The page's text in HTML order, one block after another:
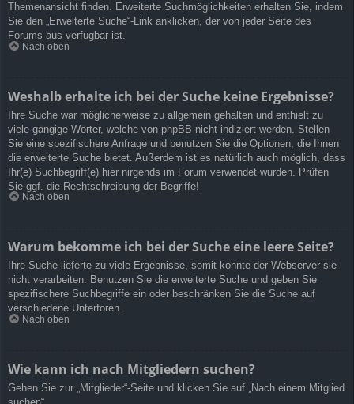
Themenansicht finden. Erweiterte Suchmöglichkeiten erhalten Sie, indem
Sie den „Erweiterte Suche“-Link anklicken, der von jeder Seite des
Forums aus verfügbar ist.
Nach oben
Weshalb erhalte ich bei der Suche keine Ergebnisse?
Ihre Suche war möglicherweise zu allgemein gehalten und enthielt zu
viele gängige Wörter, welche von phpBB nicht indiziert werden. Stellen
Sie eine spezifischere Anfrage und benutzen Sie die Optionen, die Ihnen
die erweiterte Suche bietet. Außerdem ist es natürlich auch möglich, dass
Ihr(e) Suchbegriff(e) hier nirgends im Forum verwendet wurden. Prüfen
Sie ggf. die Rechtschreibung der Begriffe!
Nach oben
Warum bekomme ich bei der Suche eine leere Seite?
Ihre Suche lieferte zu viele Ergebnisse, somit konnte der Webserver sie
nicht verarbeiten. Benutzen Sie die erweiterte Suche und geben Sie
spezifischere Suchbegriffe ein oder beschränken Sie die Suche auf
verschiedene Unterforen.
Nach oben
Wie kann ich nach Mitgliedern suchen?
Gehen Sie zur „Mitglieder“-Seite und klicken Sie auf „Nach einem Mitglied